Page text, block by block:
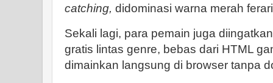
catching, didominasi warna merah
Sekali lagi, para pemain juga
gratis lintas genre, bebas dari HTML
dimainkan langsung di browser tanpa